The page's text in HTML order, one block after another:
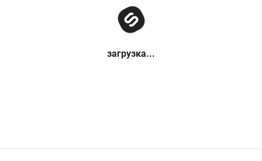
загрузка...